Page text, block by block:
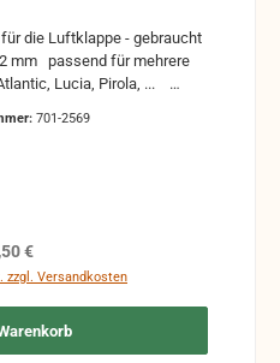
Lucia, Pirola, ...
werden und die
701-2569
Preis:
€
zzgl. Versandkosten